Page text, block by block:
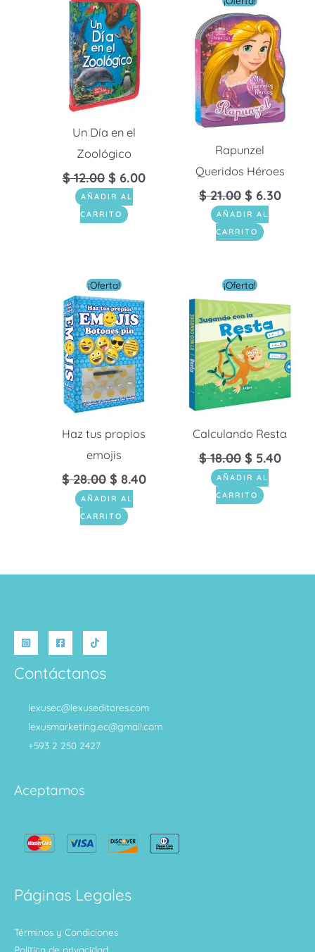
Un Día en el
Zoológico
$12.00 $ 6.00
AÑADIR AL
CARRITO
Rapunzel
Queridos Héroes
$21.00
precio
original
era:
$ 21.00.
$ 6.30
es:
$
AÑADIR AL
CARRITO
¡Oferta!
Haz tus propios
emojis
$28.00
El
precio
original
era:
$ 28.00.
$ 8.40
AÑADIR AL
CARRITO
¡Oferta!
Calculando Resta
$18.00
El
precio
original
era:
$ 18.00.
$ 5.40
es:
$
AÑADIR AL
CARRITO
Contáctanos
lexusec@lexuseditores.com
lexusmarketing.ec@gmail.com
+593 2 250 2427
Aceptamos
Páginas Legales
Términos y Condiciones
Política de privacidad